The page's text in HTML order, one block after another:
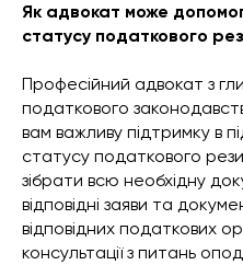
Як адвокат може
статусу податкового
Професійний адвокат з
податкового
вам важливу підтримку в
статусу податкового
зібрати всю необхідну
відповідні заяви та
відповідних податкових
консультації з питань